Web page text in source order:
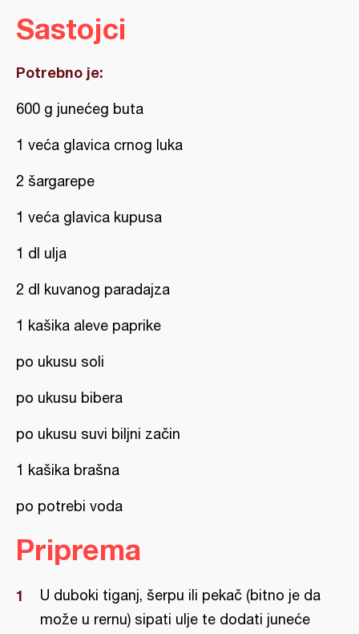
Sastojci
Potrebno je:
600 g junećeg buta
1 veća glavica crnog luka
2 šargarepe
1 veća glavica kupusa
1 dl ulja
2 dl kuvanog paradajza
1 kašika aleve paprike
po ukusu soli
po ukusu bibera
po ukusu suvi biljni začin
1 kašika brašna
po potrebi voda
Priprema
U duboki tiganj, šerpu ili pekač (bitno je da
može u rernu) sipati ulje te dodati juneće